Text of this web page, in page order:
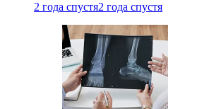
2 года спустя2 года спустя